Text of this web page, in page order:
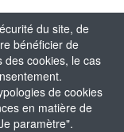
du site, de
bénéficier de
des cookies, le cas
de cookies
en matière de
paramètre".